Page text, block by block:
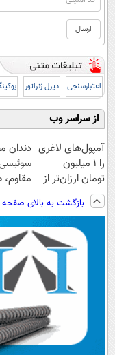
اعتبارسنجی دیزل ژنراتور
از سراسر وب
آمپول‌های لاغری
را ۱ میلیون
تومان ارزان‌تر از
همه‌جا بخر!
دندان
بازگشت به بالای صفحه